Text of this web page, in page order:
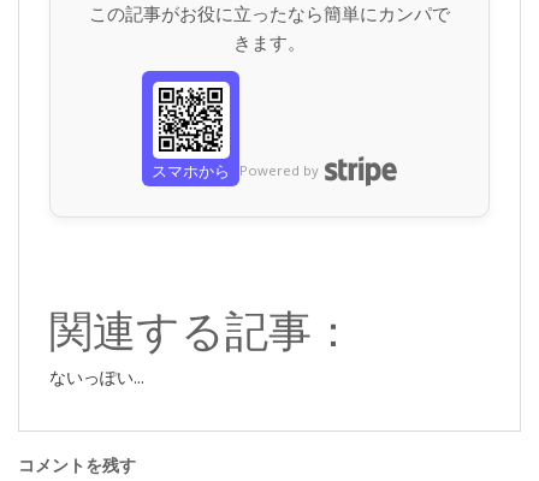
この記事がお役に立ったなら簡単にカンパで
きます。
スマホから Powered by
関連する記事：
ないっぽい...
コメントを残す